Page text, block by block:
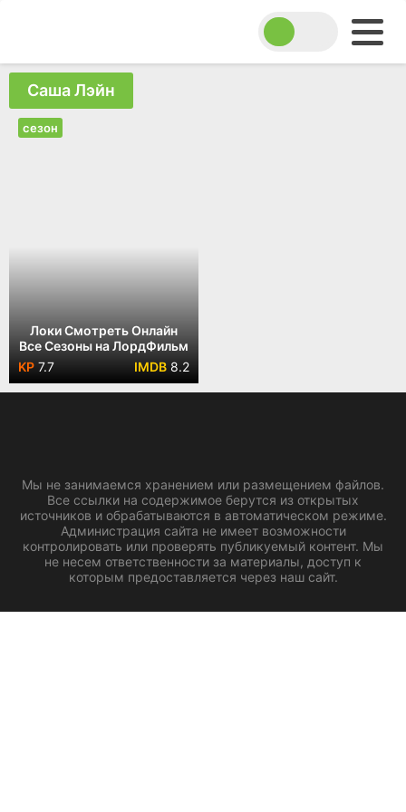
Саша Лэйн
Локи Смотреть Онлайн
Все Сезоны на ЛордФильм
7.7
8.2
сезон
Мы не занимаемся хранением или размещением файлов.
Все ссылки на содержимое берутся из открытых
источников и обрабатываются в автоматическом режиме.
Администрация сайта не имеет возможности
контролировать или проверять публикуемый контент. Мы
не несем ответственности за материалы, доступ к
которым предоставляется через наш сайт.